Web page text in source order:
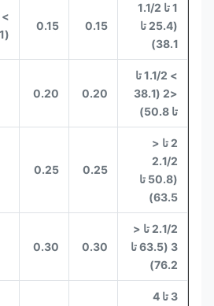
1 تا 1.1/2
(25.4 تا
38.1)
0.15
0.15
(38.1)
> 1.1/2 تا
<2 (38.1
تا 50.8)
0.20
0.20
2 تا <
2.1/2
(50.8 تا
63.5)
0.25
0.25
2.1/2 تا <
3 (63.5 تا
76.2)
0.30
0.30
3 تا 4